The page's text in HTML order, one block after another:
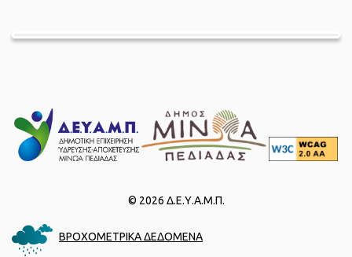
© 2026 Δ.Ε.Υ.Α.Μ.Π.
ΒΡΟΧΟΜΕΤΡΙΚΑ ΔΕΔΟΜΕΝΑ